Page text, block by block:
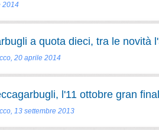
2014
a quota dieci, tra le novità
20 aprile 2014
l'11 ottobre gran
13 settembre 2013